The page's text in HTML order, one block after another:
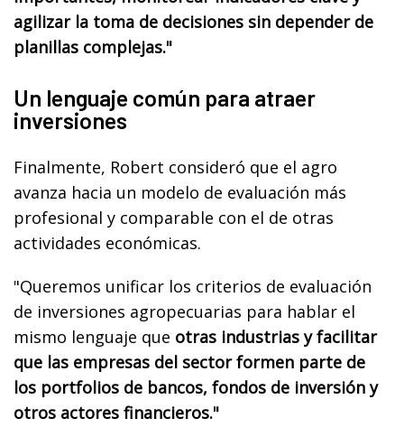
agilizar la toma de decisiones sin depender de
planillas complejas."
Un lenguaje común para atraer
inversiones
Finalmente, Robert consideró que el agro
avanza hacia un modelo de evaluación más
profesional y comparable con el de otras
actividades económicas.
"Queremos unificar los criterios de evaluación
de inversiones agropecuarias para hablar el
mismo lenguaje que otras industrias y facilitar
que las empresas del sector formen parte de
los portfolios de bancos, fondos de inversión y
otros actores financieros."